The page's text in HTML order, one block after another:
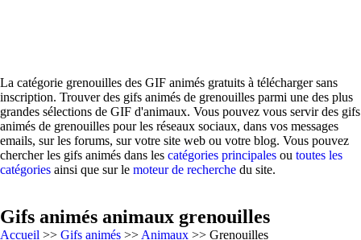
La catégorie grenouilles des GIF animés gratuits à télécharger sans
inscription. Trouver des gifs animés de grenouilles parmi une des plus
grandes sélections de GIF d'animaux. Vous pouvez vous servir des gifs
animés de grenouilles pour les réseaux sociaux, dans vos messages
emails, sur les forums, sur votre site web ou votre blog. Vous pouvez
chercher les gifs animés dans les catégories principales ou toutes les
catégories ainsi que sur le moteur de recherche du site.
Gifs animés animaux grenouilles
Accueil >> Gifs animés >> Animaux >> Grenouilles